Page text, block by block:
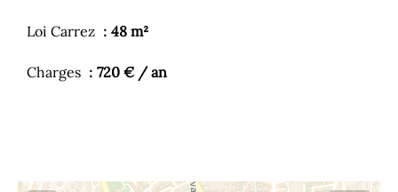
Loi Carrez 48 m²
Charges 720 € / an